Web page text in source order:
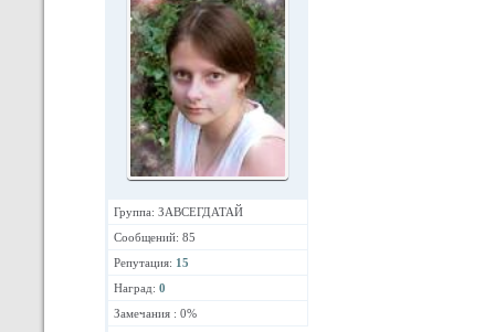
Группа: ЗАВСЕГДАТАЙ
Сообщений: 85
Репутация: 15
Наград: 0
Замечания : 0%